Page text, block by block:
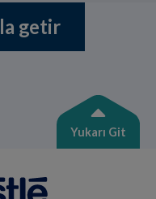
getir
Yukarı Git